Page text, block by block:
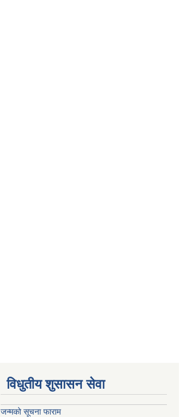
विधुतीय शुसासन सेवा
जन्मको सूचना फाराम